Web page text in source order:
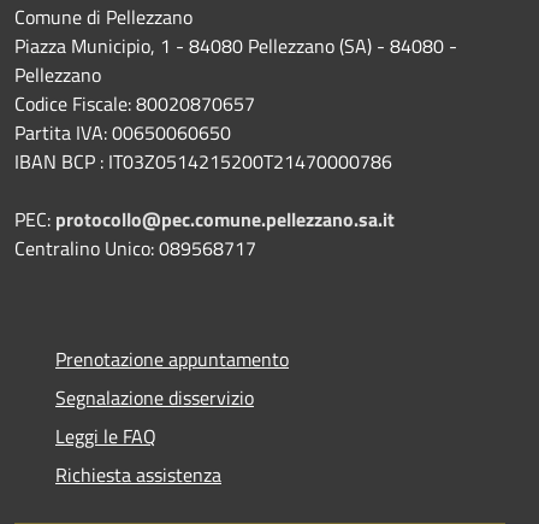
Comune di Pellezzano
Piazza Municipio, 1 - 84080 Pellezzano (SA) - 84080 -
Pellezzano
Codice Fiscale: 80020870657
Partita IVA: 00650060650
IBAN BCP : IT03Z0514215200T21470000786
PEC: protocollo@pec.comune.pellezzano.sa.it
Centralino Unico: 089568717
Prenotazione appuntamento
Segnalazione disservizio
Leggi le FAQ
Richiesta assistenza